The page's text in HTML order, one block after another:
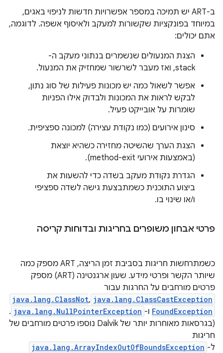
ב-ART יש תמיכה במספר אפשרויות חדשות לניפוי באגים,
במיוחד בפונקציות שקשורות למעקב ולאיסוף אשפה. לדוגמה,
אתם יכולים:
הצגת המנעולים שנשמרים בנתוני מעקב ה-
stack, ואז מעבר לשרשור שמחזיק את המנעול.
אפשר לשאול כמה יש מכונות פעילות של סוג נתון,
לבקש לראות את המכונות ולבדוק אילו הפניות
שומרות על אובייקט פעיל.
סינון אירועים (כמו נקודת עצירה) למכונה ספציפית.
הצגת הערך שהשיטה מחזירה כשהיא יוצאת
(באמצעות אירועי method-exit).
הגדרת נקודת מעקב בשדה כדי להשעות את
ביצוע התוכנית כשמתבצעת גישה לשדה ספציפי
ו/או שינוי בו.
פרטי אבחון משופרים בחריגות ובדוחות קריסה
כשמתרחשות חריגות בסביבת זמן הריצה, ART מספק כמה
שיותר הקשר ופרטי מידע. שעון ארגנטינה (ART) מספק
פרטים מורחבים על החרגות עבור
java.lang.ClassCastException
,‏
java.lang.ClassNot
FoundException ו- java.lang.NullPointerException
.
(בגרסאות מאוחרות יותר של Dalvik נוספו פרטים מורחבים של
חריגות
ל- java.lang.ArrayIndexOutOfBoundsException